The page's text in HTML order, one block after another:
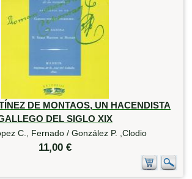
DE MONTAOS, UN HACENDISTA
DEL SIGLO XIX
C., Fernado / González P. ,Clodio
11,00 €